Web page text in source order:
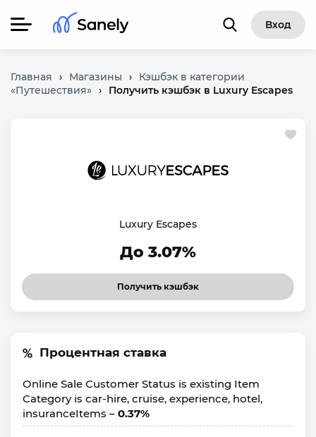
Вход
Главная › Магазины ›
Кэшбэк в категории
«Путешествия» › Получить кэшбэк в Luxury Escapes
Luxury Escapes
До 3.07%
Получить кэшбэк
Процентная ставка
Online Sale Customer Status is existing Item
Category is car-hire, cruise, experience, hotel,
insuranceItems – 0.37%